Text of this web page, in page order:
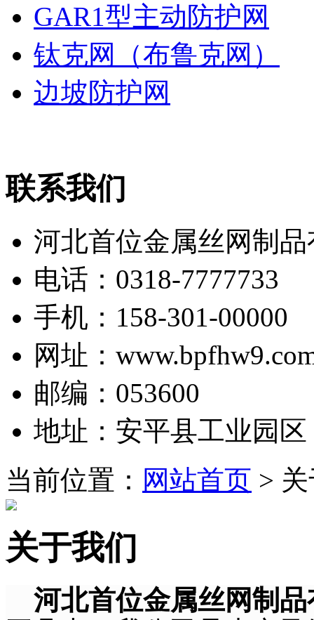
GAR1型主动防护网
钛克网（布鲁克网）
边坡防护网
联系我们
河北首位金属丝网制
电话：0318-7777733
手机：158-301-00000
网址：
邮编：053600
地址：安平县工业园区
当前位置： 网站首页 >
关于我们
河北首位金属丝网制